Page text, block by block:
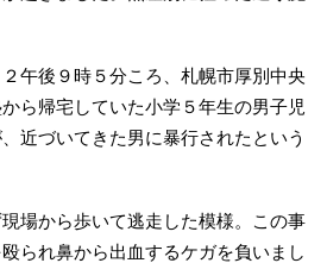
午後９時５分ころ、札幌市厚別中央
ら帰宅していた小学５年生の男子児
近づいてきた男に暴行されたという
場から歩いて逃走した模様。この事
られ鼻から出血するケガを負いまし